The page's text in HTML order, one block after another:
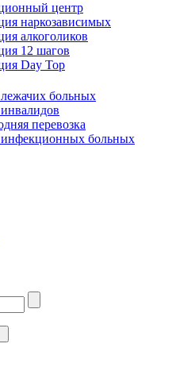
центр
наркозависимых
алкоголиков
12 шагов
Day Top
больных
перевозка
инфекционных больных